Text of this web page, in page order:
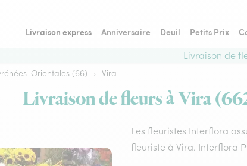
Livraison express Anniversaire Deuil Petits Prix
Livraison de
Orientales (66) › Vira
Livraison de fleurs à Vira
Les fleuristes Interflora
fleuriste à Vira. Interflora